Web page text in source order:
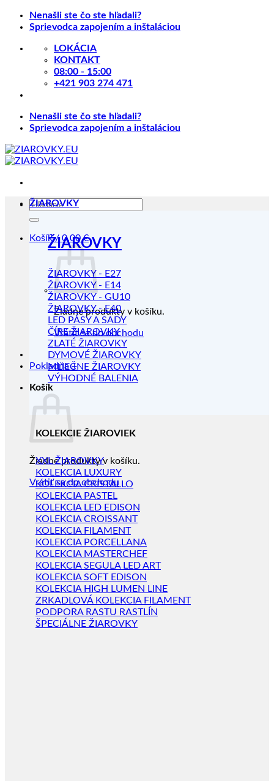
Skip
Nenašli ste čo ste hľadali?
Sprievodca zapojením a inštaláciou
LOKÁCIA
KONTAKT
08:00 - 15:00
+421 903 274 471
Nenašli ste čo ste hľadali?
Sprievodca zapojením a inštaláciou
Hľadať:
Košík /0.00€
Žiadne produkty v košíku.
Vrátiť sa do obchodu
Pokladňa +
Košík
Žiadne produkty v košíku.
Vrátiť sa do obchodu
ŽIAROVKY
ŽIAROVKY
ŽIAROVKY - E27
ŽIAROVKY - E14
ŽIAROVKY - GU10
ŽIAROVKY - E40
LED PÁSY A SADY
ČÍRE ŽIAROVKY
ZLATÉ ŽIAROVKY
DYMOVÉ ŽIAROVKY
MLIEČNE ŽIAROVKY
VÝHODNÉ BALENIA
KOLEKCIE ŽIAROVIEK
XXL ŽIAROVKY
KOLEKCIA LUXURY
KOLEKCIA CRISTALLO
KOLEKCIA PASTEL
KOLEKCIA LED EDISON
KOLEKCIA CROISSANT
KOLEKCIA FILAMENT
KOLEKCIA PORCELLANA
KOLEKCIA MASTERCHEF
KOLEKCIA SEGULA LED ART
KOLEKCIA SOFT EDISON
KOLEKCIA HIGH LUMEN LINE
ZRKADLOVÁ KOLEKCIA FILAMENT
PODPORA RASTU RASTLÍN
ŠPECIÁLNE ŽIAROVKY